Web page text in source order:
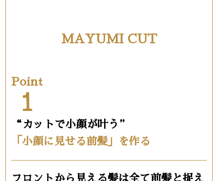
MAYUMI CUT
Point
1
“カットで小顔が叶う”
「小顔に見せる前髪」を作る
フロントから見える髪は全て前髪と捉え